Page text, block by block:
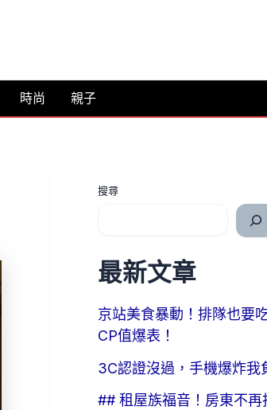
時尚 親子
搜尋
最新文章
京站美食暴動！排隊也要
CP值爆表！
3C認證沒過，手機爆炸我
## 租屋族福音！房東不再